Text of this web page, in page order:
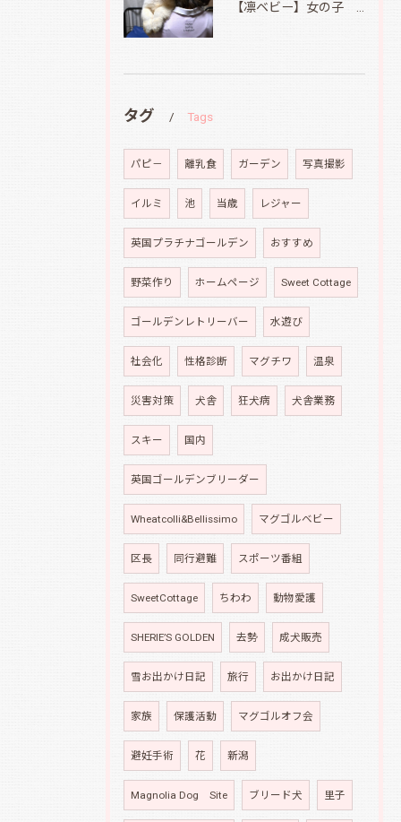
タグ Tags
パピ－ 離乳食 ガーデン 写真撮影
イルミ 池 当歳 レジャー
英国プラチナゴールデン おすすめ
野菜作り ホームページ Sweet Cottage
ゴールデンレトリーバー 水遊び
社会化 性格診断 マグチワ 温泉
災害対策 犬舎 狂犬病 犬舎業務
スキー 国内
英国ゴールデンブリーダー
Wheatcolli&Bellissimo マグゴルベビー
区長 同行避難 スポーツ番組
SweetCottage ちわわ 動物愛護
SHERIE’S GOLDEN 去勢 成犬販売
雪お出かけ日記 旅行 お出かけ日記
家族 保護活動 マグゴルオフ会
避妊手術 花 新潟
Magnolia Dog Site ブリード犬 里子